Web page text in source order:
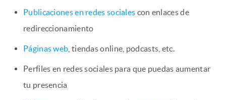
Publicaciones en redes sociales con enlaces de
redireccionamiento
Páginas web , tiendas online, podcasts, etc.
Perfiles en redes sociales para que puedas aumentar
tu presencia